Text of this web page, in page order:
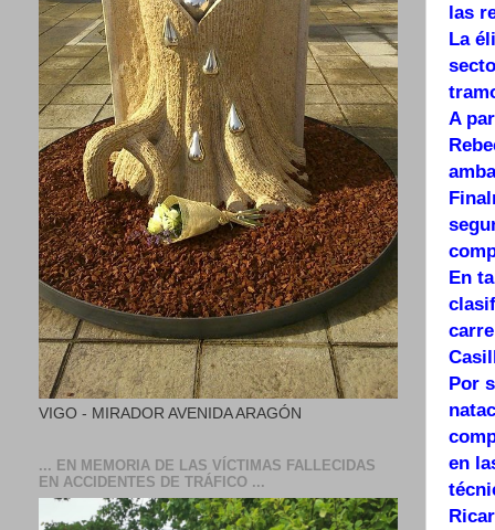
las
La
A
En
Por
en
VIGO - MIRADOR AVENIDA ARAGÓN
... EN MEMORIA DE LAS VÍCTIMAS FALLECIDAS
EN ACCIDENTES DE TRÁFICO ...